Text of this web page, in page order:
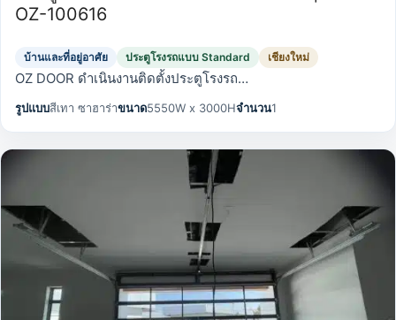
OZ-100616
บ้านและที่อยู่อาศัย ประตูโรงรถแบบ Standard เชียงใหม่
OZ DOOR ดำเนินงานติดตั้งประตูโรงรถ…
รูปแบบสีเทา ซาฮาร่าขนาด5550W x 3000Hจำนวน1